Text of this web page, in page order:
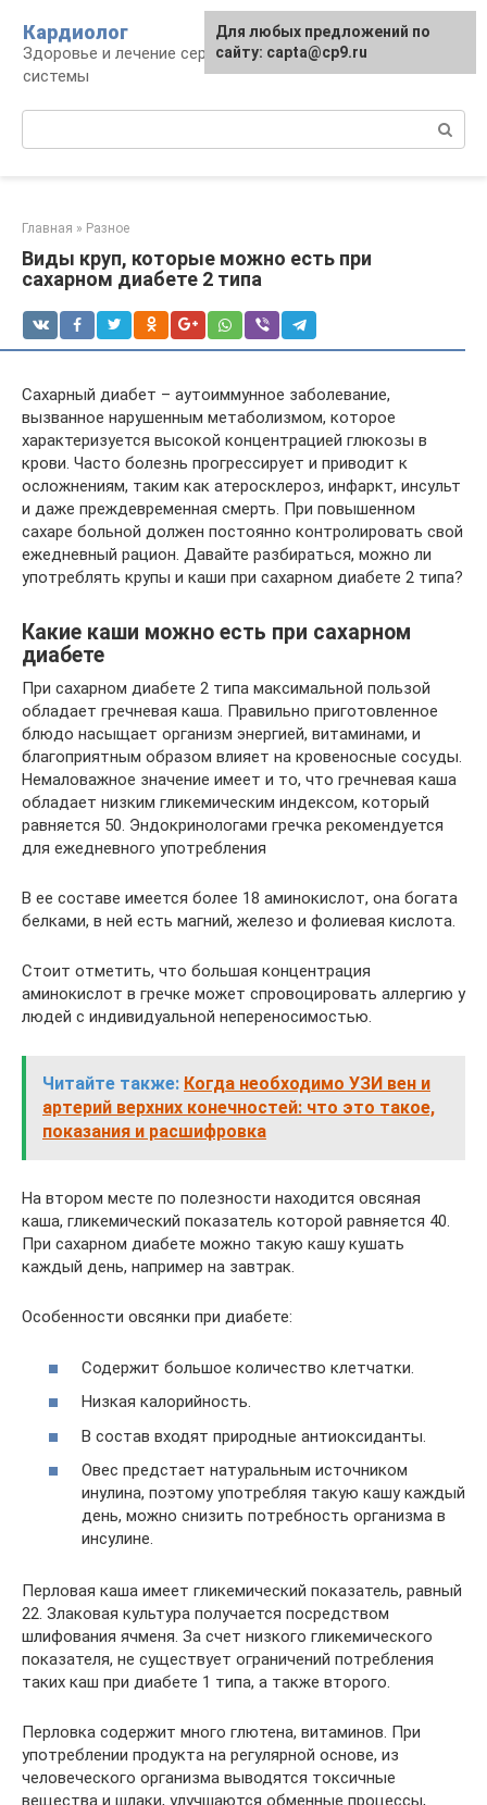
контенту
Кардиолог
Здоровье и лечение сердечно-сосудистой
системы
Главная » Разное
Виды круп, которые можно есть при
сахарном диабете 2 типа
Сахарный диабет – аутоиммунное заболевание,
вызванное нарушенным метаболизмом, которое
характеризуется высокой концентрацией глюкозы в
крови. Часто болезнь прогрессирует и приводит к
осложнениям, таким как атеросклероз, инфаркт, инсульт
и даже преждевременная смерть. При повышенном
сахаре больной должен постоянно контролировать свой
ежедневный рацион. Давайте разбираться, можно ли
употреблять крупы и каши при сахарном диабете 2 типа?
Какие каши можно есть при сахарном
диабете
При сахарном диабете 2 типа максимальной пользой
обладает гречневая каша. Правильно приготовленное
блюдо насыщает организм энергией, витаминами, и
благоприятным образом влияет на кровеносные сосуды.
Немаловажное значение имеет и то, что гречневая каша
обладает низким гликемическим индексом, который
равняется 50. Эндокринологами гречка рекомендуется
для ежедневного употребления
В ее составе имеется более 18 аминокислот, она богата
белками, в ней есть магний, железо и фолиевая кислота.
Стоит отметить, что большая концентрация
аминокислот в гречке может спровоцировать аллергию у
людей с индивидуальной непереносимостью.
Читайте также: Когда необходимо УЗИ вен и
артерий верхних конечностей: что это такое,
показания и расшифровка
На втором месте по полезности находится овсяная
каша, гликемический показатель которой равняется 40.
При сахарном диабете можно такую кашу кушать
каждый день, например на завтрак.
Особенности овсянки при диабете:
Содержит большое количество клетчатки.
Низкая калорийность.
В состав входят природные антиоксиданты.
Овес предстает натуральным источником
инулина, поэтому употребляя такую кашу каждый
день, можно снизить потребность организма в
инсулине.
Перловая каша имеет гликемический показатель, равный
22. Злаковая культура получается посредством
шлифования ячменя. За счет низкого гликемического
показателя, не существует ограничений потребления
таких каш при диабете 1 типа, а также второго.
Перловка содержит много глютена, витаминов. При
употреблении продукта на регулярной основе, из
человеческого организма выводятся токсичные
вещества и шлаки, улучшаются обменные процессы,
Для любых предложений по
сайту: capta@cp9.ru